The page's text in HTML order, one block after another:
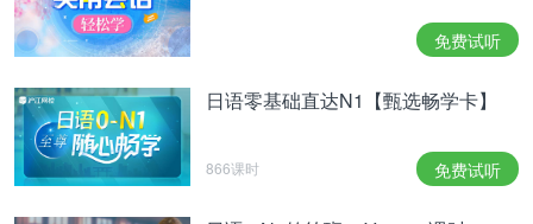
免费试听
日语零基础直达N1【甄选畅学卡】
866课时 免费试听